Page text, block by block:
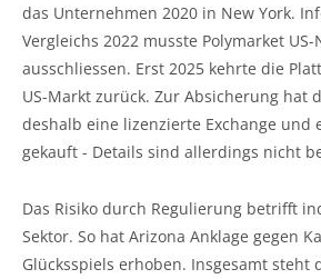
das Unternehmen 2020 in New York.
Vergleichs 2022 musste Polymarket
ausschliessen. Erst 2025 kehrte die
US-Markt zurück. Zur Absicherung hat
deshalb eine lizenzierte Exchange und
gekauft - Details sind allerdings nicht
Das Risiko durch Regulierung betrifft
Sektor. So hat Arizona Anklage gegen
Glücksspiels erhoben. Insgesamt steht